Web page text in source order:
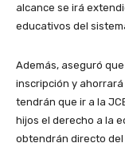
alcance se irá
educativos del
Además, aseguró
inscripción y
tendrán que ir a la
hijos el derecho a la
obtendrán directo del